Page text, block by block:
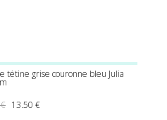
tétine grise couronne bleu Julia
€ Le prix initial était : 15.90 €.
13.50 €Le prix actuel est : 13.50 €.